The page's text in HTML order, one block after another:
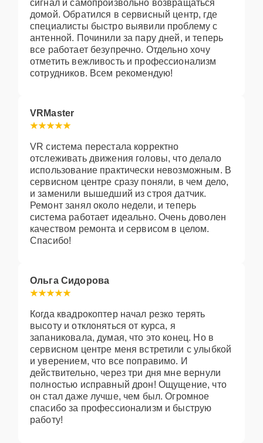
сигнал и самопроизвольно возвращаться
домой. Обратился в сервисный центр, где
специалисты быстро выявили проблему с
антенной. Починили за пару дней, и теперь
все работает безупречно. Отдельно хочу
отметить вежливость и профессионализм
сотрудников. Всем рекомендую!
VRMaster
VR система перестала корректно
отслеживать движения головы, что делало
использование практически невозможным. В
сервисном центре сразу поняли, в чем дело,
и заменили вышедший из строя датчик.
Ремонт занял около недели, и теперь
система работает идеально. Очень доволен
качеством ремонта и сервисом в целом.
Спасибо!
Ольга Сидорова
Когда квадрокоптер начал резко терять
высоту и отклоняться от курса, я
запаниковала, думая, что это конец. Но в
сервисном центре меня встретили с улыбкой
и уверением, что все поправимо. И
действительно, через три дня мне вернули
полностью исправный дрон! Ощущение, что
он стал даже лучше, чем был. Огромное
спасибо за профессионализм и быструю
работу!